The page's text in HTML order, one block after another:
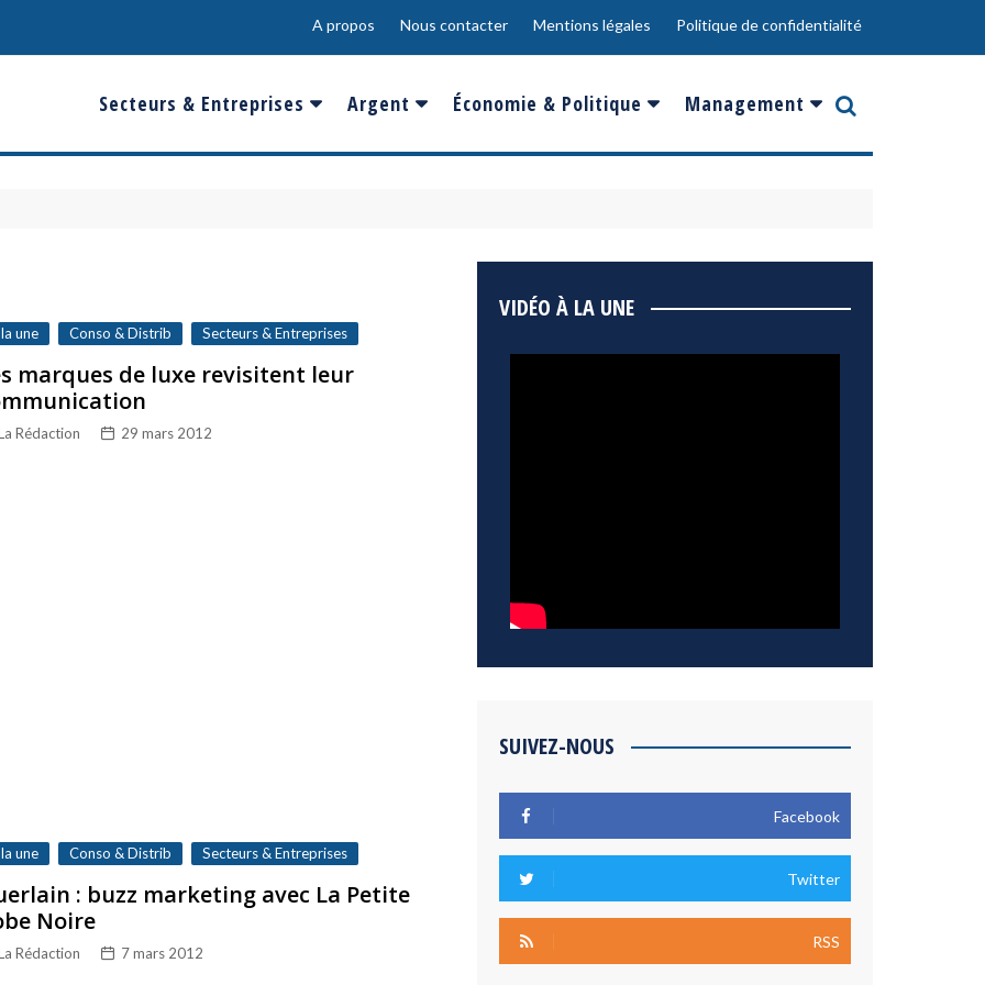
A propos Nous contacter Mentions légales Politique de confidentialité
Secteurs & Entreprises
Banques & Finances
Défense & Aéronautique
Santé & Biotechnologie
Technologies & Médias
Argent
Salaire
Epargne & Placements
Économie & Politique
France
Management
Innovation
une Conso & Distrib Secteurs & Entreprises
marques de luxe revisitent leur
Rédaction 29 mars 2012
une Conso & Distrib Secteurs & Entreprises
: buzz marketing avec La Petite
Noire
Rédaction 7 mars 2012
VIDÉO À LA UNE
SUIVEZ-NOUS
Facebook
Twitter
RSS